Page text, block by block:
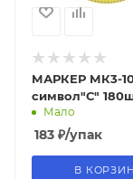
МАРКЕР МК3-
символ"С"
Мало
183 ₽/упак
В